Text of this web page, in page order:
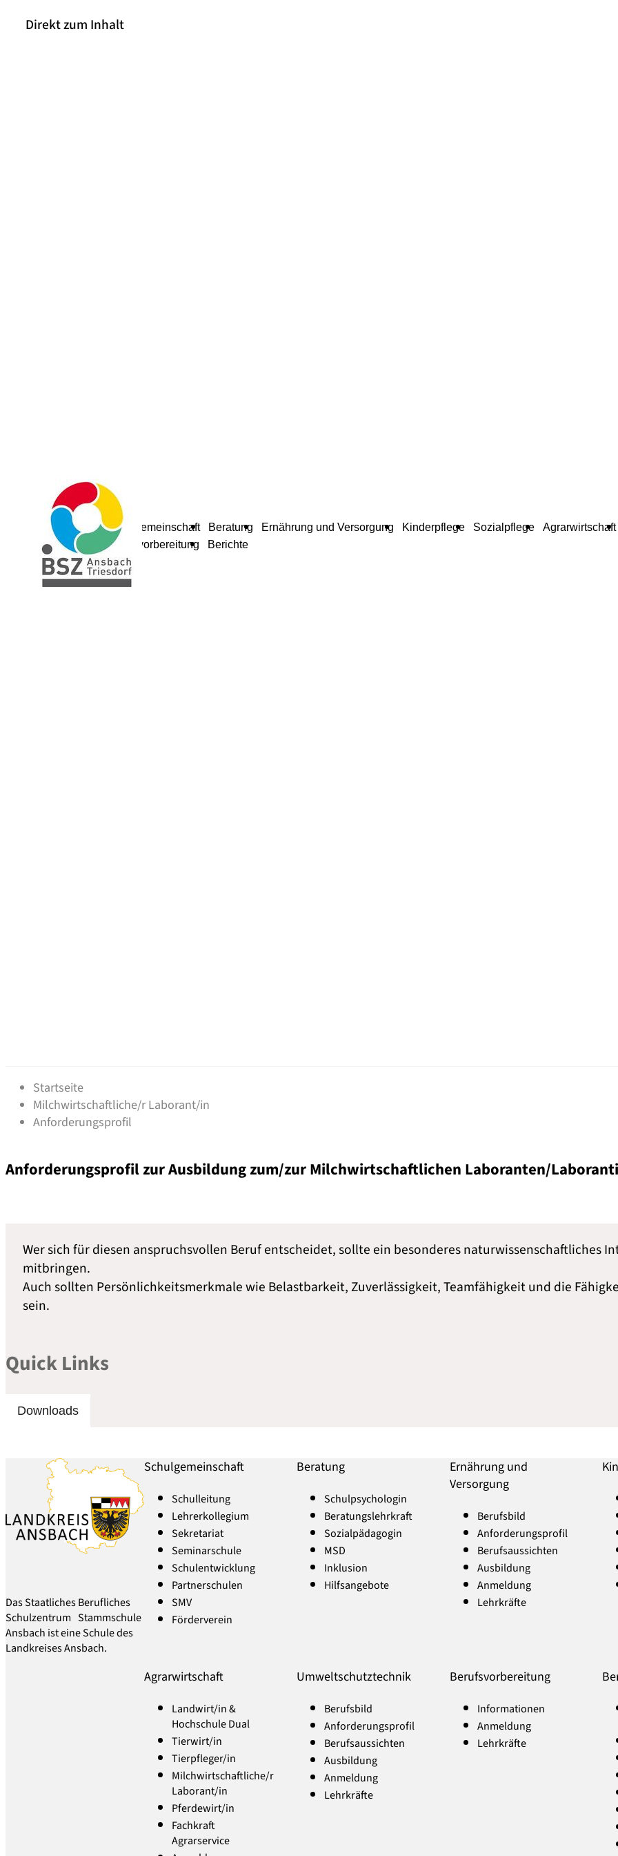
Direkt zum Inhalt
Schulgemeinschaft Beratung Ernährung und Versorgung Kinderpflege Sozialpflege Agrarwirtschaft
Berufsvorbereitung
Berichte
Anforderungsprofil - Milchwirtschaftliche/r
Startseite
Milchwirtschaftliche/r Laborant/in
Anforderungsprofil
Anforderungsprofil zur Ausbildung zum/zur Milchwirtschaftlichen Laboranten/
Wer sich für diesen anspruchsvollen Beruf entscheidet, sollte ein besonderes naturwissenschaftliches
mitbringen.
Auch sollten Persönlichkeitsmerkmale wie Belastbarkeit, Zuverlässigkeit, Teamfähigkeit und die
sein.
Quick Links
Downloads
Das Staatliches Berufliches
Schulzentrum Stammschule
Ansbach ist eine Schule des
Landkreises Ansbach.
Schulgemeinschaft
Schulleitung
Lehrerkollegium
Sekretariat
Seminarschule
Schulentwicklung
Partnerschulen
SMV
Förderverein
Beratung
Schulpsychologin
Beratungslehrkraft
Sozialpädagogin
MSD
Inklusion
Hilfsangebote
Ernährung und
Versorgung
Berufsbild
Anforderungsprofil
Berufsaussichten
Ausbildung
Anmeldung
Lehrkräfte
Agrarwirtschaft
Landwirt/in &
Hochschule Dual
Tierwirt/in
Tierpfleger/in
Milchwirtschaftliche/r
Laborant/in
Pferdewirt/in
Fachkraft
Agrarservice
Umweltschutztechnik
Berufsbild
Anforderungsprofil
Berufsaussichten
Ausbildung
Anmeldung
Lehrkräfte
Berufsvorbereitung
Informationen
Anmeldung
Lehrkräfte